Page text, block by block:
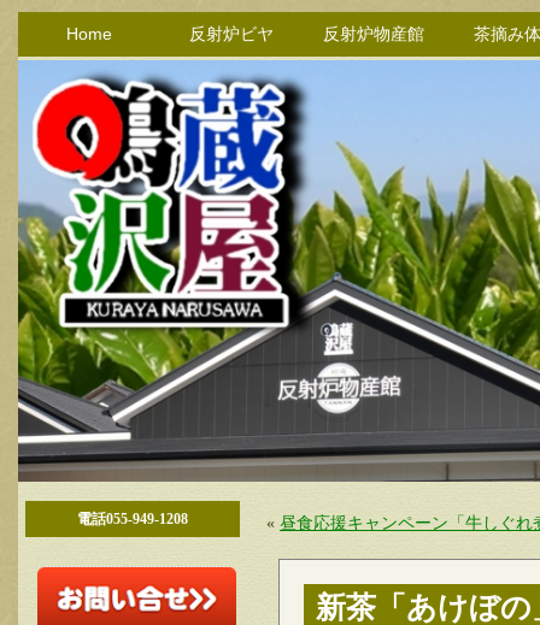
Home 反射炉ビヤ 反射炉物産館 茶摘み
電話055-949-1208 « 昼食応援キャンペーン「牛しぐれ
新茶「あけぼの